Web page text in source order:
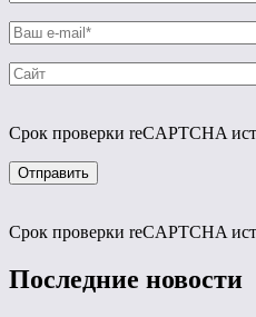
Срок проверки reCAPTCHA
Срок проверки reCAPTCHA
Последние новости